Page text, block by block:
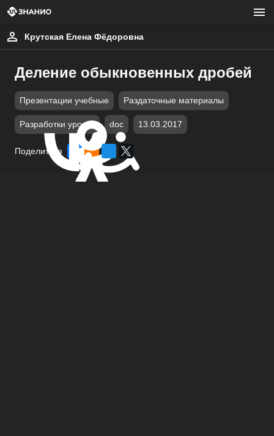
Крутская Елена Фёдоровна
Деление обыкновенных дробей
Презентации учебные Раздаточные материалы
Разработки уроков doc 13.03.2017
Поделиться